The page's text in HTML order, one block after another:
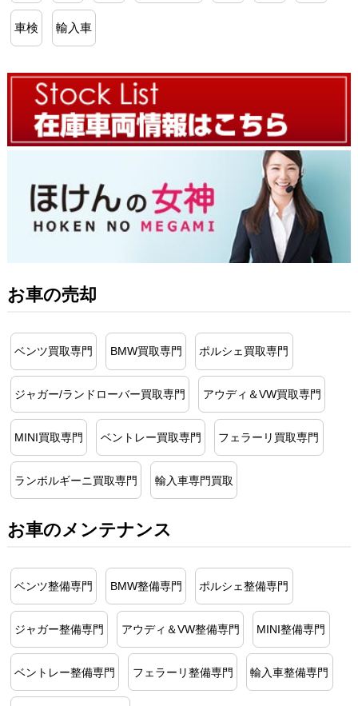
車検 輸入車
お車の売却
ベンツ買取専門 BMW買取専門 ポルシェ買取専門
ジャガー/ランドローバー買取専門 アウディ＆VW買取専門
MINI買取専門 ベントレー買取専門 フェラーリ買取専門
ランボルギーニ買取専門 輸入車専門買取
お車のメンテナンス
ベンツ整備専門 BMW整備専門 ポルシェ整備専門
ジャガー整備専門 アウディ＆VW整備専門 MINI整備専門
ベントレー整備専門 フェラーリ整備専門 輸入車整備専門